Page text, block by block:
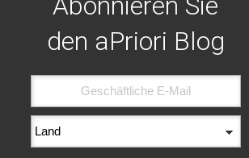
den aPriori Blog